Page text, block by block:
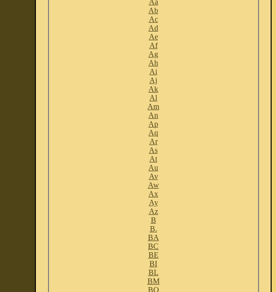
Aa
Ab
Ac
Ad
Ae
Af
Ag
Ah
Ai
Aj
Ak
Al
Am
An
Ap
Aq
Ar
As
At
Au
Av
Aw
Ax
Ay
Az
B
B.
BA
BC
BE
BI
BL
BM
BO